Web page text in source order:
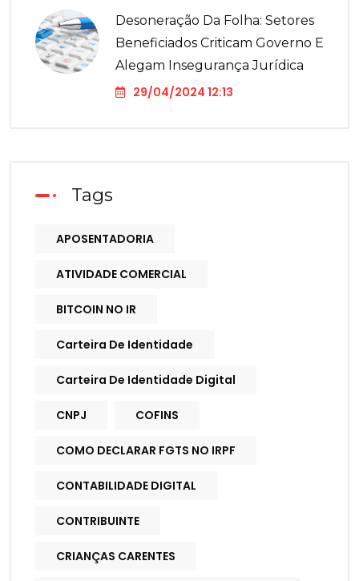
Desoneração Da Folha: Setores
Beneficiados Criticam Governo E
Alegam Insegurança Jurídica
29/04/2024 12:13
Tags
APOSENTADORIA
ATIVIDADE COMERCIAL
BITCOIN NO IR
Carteira De Identidade
Carteira De Identidade Digital
CNPJ COFINS
COMO DECLARAR FGTS NO IRPF
CONTABILIDADE DIGITAL
CONTRIBUINTE
CRIANÇAS CARENTES